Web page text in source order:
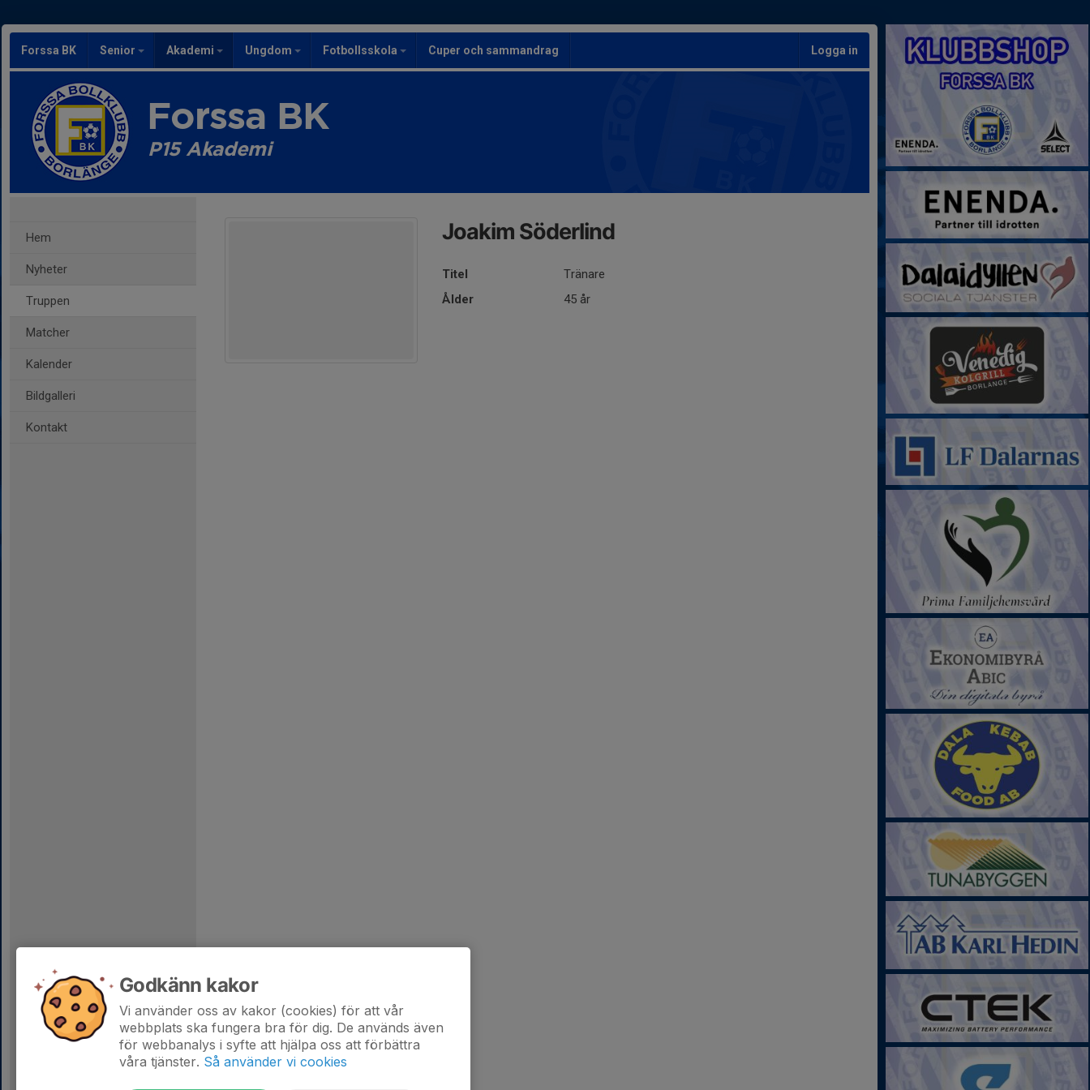
Forssa BK Senior Akademi Ungdom Fotbollsskola Cuper och sammandrag Logga in
Forssa BK
P15 Akademi
Hem
Nyheter
Truppen
Matcher
Kalender
Bildgalleri
Kontakt
Joakim Söderlind
Titel
Tränare
Ålder
45 år
Godkänn kakor
Vi använder oss av kakor (cookies) för att vår
webbplats ska fungera bra för dig. De används även
för webbanalys i syfte att hjälpa oss att förbättra
våra tjänster. Så använder vi cookies